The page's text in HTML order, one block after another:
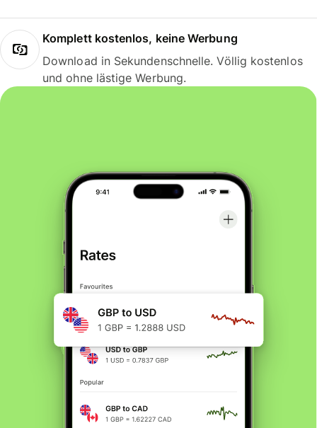
Komplett kostenlos, keine Werbung
Download in Sekundenschnelle. Völlig kostenlos
und ohne lästige Werbung.